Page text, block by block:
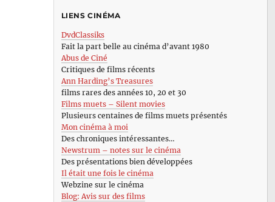
LIENS CINÉMA
DvdClassiks
Fait la part belle au cinéma d’avant 1980
Abus de Ciné
Critiques de films récents
Ann Harding’s Treasures
films rares des années 10, 20 et 30
Films muets – Silent movies
Plusieurs centaines de films muets présentés
Mon cinéma à moi
Des chroniques intéressantes…
Newstrum – notes sur le cinéma
Des présentations bien développées
Il était une fois le cinéma
Webzine sur le cinéma
Blog: Avis sur des films